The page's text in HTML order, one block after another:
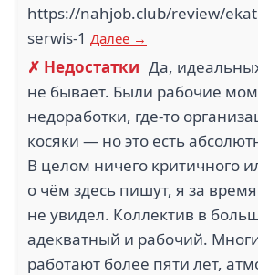
https://nahjob.club/review/
serwis-1 Далее →
✗ Недостатки Да,
не бывает. Были рабочие
недоработки, где-то
косяки — но это есть
В целом ничего критичного
о чём здесь пишут, я за
не увидел. Коллектив в
адекватный и рабочий.
работают более пяти лет,